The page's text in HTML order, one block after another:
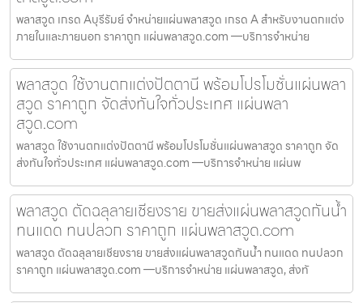
พลาสวูด เกรด Aบุรีรัมย์ จำหน่ายแผ่นพลาสวูด เกรด A สำหรับงานตกแต่ง
ภายในและภายนอก ราคาถูก แผ่นพลาสวูด.com —บริการจำหน่าย
พลาสวูด ใช้งานตกแต่งปัตตานี พร้อมโปรโมชั่นแผ่นพลา
สวูด ราคาถูก จัดส่งทันใจทั่วประเทศ แผ่นพลา
สวูด.com
พลาสวูด ใช้งานตกแต่งปัตตานี พร้อมโปรโมชั่นแผ่นพลาสวูด ราคาถูก จัด
ส่งทันใจทั่วประเทศ แผ่นพลาสวูด.com —บริการจำหน่าย แผ่นพ
พลาสวูด ตัดฉลุลายเชียงราย ขายส่งแผ่นพลาสวูดกันน้ำ
ทนแดด ทนปลวก ราคาถูก แผ่นพลาสวูด.com
พลาสวูด ตัดฉลุลายเชียงราย ขายส่งแผ่นพลาสวูดกันน้ำ ทนแดด ทนปลวก
ราคาถูก แผ่นพลาสวูด.com —บริการจำหน่าย แผ่นพลาสวูด, ส่งทั